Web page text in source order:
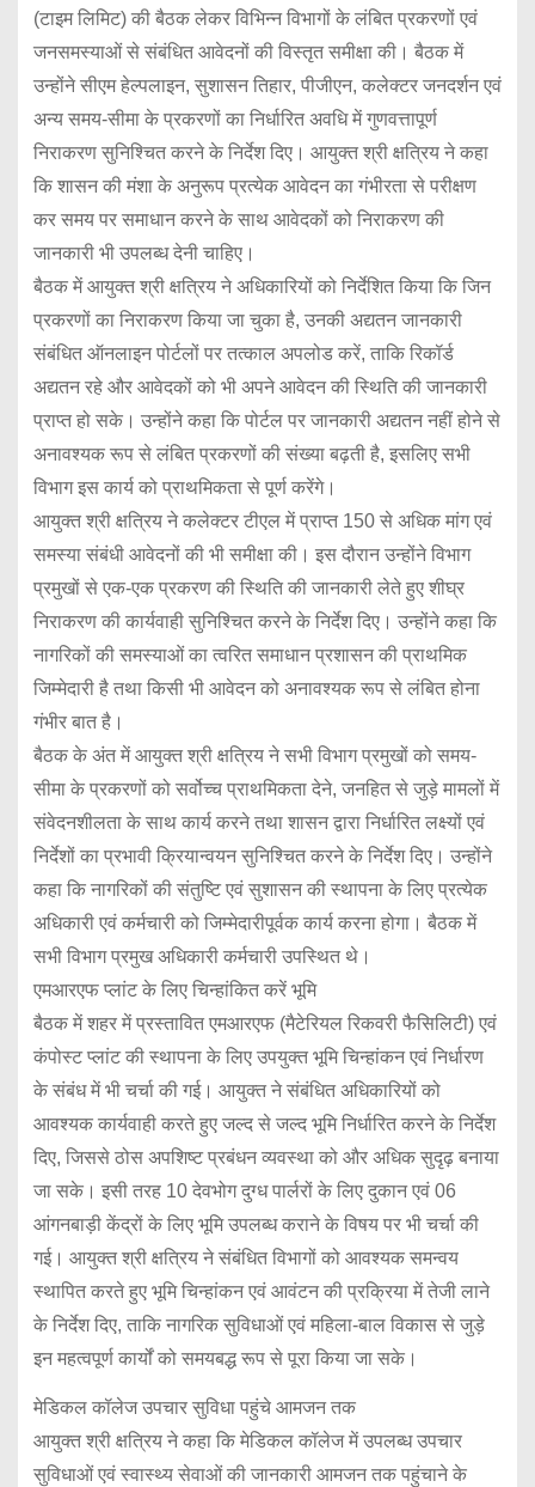
(टाइम लिमिट) की बैठक लेकर विभिन्न विभागों के लंबित प्रकरणों एवं
जनसमस्याओं से संबंधित आवेदनों की विस्तृत समीक्षा की। बैठक में
उन्होंने सीएम हेल्पलाइन, सुशासन तिहार, पीजीएन, कलेक्टर जनदर्शन एवं
अन्य समय-सीमा के प्रकरणों का निर्धारित अवधि में गुणवत्तापूर्ण
निराकरण सुनिश्चित करने के निर्देश दिए। आयुक्त श्री क्षत्रिय ने कहा
कि शासन की मंशा के अनुरूप प्रत्येक आवेदन का गंभीरता से परीक्षण
कर समय पर समाधान करने के साथ आवेदकों को निराकरण की
जानकारी भी उपलब्ध देनी चाहिए।
बैठक में आयुक्त श्री क्षत्रिय ने अधिकारियों को निर्देशित किया कि जिन
प्रकरणों का निराकरण किया जा चुका है, उनकी अद्यतन जानकारी
संबंधित ऑनलाइन पोर्टलों पर तत्काल अपलोड करें, ताकि रिकॉर्ड
अद्यतन रहे और आवेदकों को भी अपने आवेदन की स्थिति की जानकारी
प्राप्त हो सके। उन्होंने कहा कि पोर्टल पर जानकारी अद्यतन नहीं होने से
अनावश्यक रूप से लंबित प्रकरणों की संख्या बढ़ती है, इसलिए सभी
विभाग इस कार्य को प्राथमिकता से पूर्ण करेंगे।
आयुक्त श्री क्षत्रिय ने कलेक्टर टीएल में प्राप्त 150 से अधिक मांग एवं
समस्या संबंधी आवेदनों की भी समीक्षा की। इस दौरान उन्होंने विभाग
प्रमुखों से एक-एक प्रकरण की स्थिति की जानकारी लेते हुए शीघ्र
निराकरण की कार्यवाही सुनिश्चित करने के निर्देश दिए। उन्होंने कहा कि
नागरिकों की समस्याओं का त्वरित समाधान प्रशासन की प्राथमिक
जिम्मेदारी है तथा किसी भी आवेदन को अनावश्यक रूप से लंबित होना
गंभीर बात है।
बैठक के अंत में आयुक्त श्री क्षत्रिय ने सभी विभाग प्रमुखों को समय-
सीमा के प्रकरणों को सर्वोच्च प्राथमिकता देने, जनहित से जुड़े मामलों में
संवेदनशीलता के साथ कार्य करने तथा शासन द्वारा निर्धारित लक्ष्यों एवं
निर्देशों का प्रभावी क्रियान्वयन सुनिश्चित करने के निर्देश दिए। उन्होंने
कहा कि नागरिकों की संतुष्टि एवं सुशासन की स्थापना के लिए प्रत्येक
अधिकारी एवं कर्मचारी को जिम्मेदारीपूर्वक कार्य करना होगा। बैठक में
सभी विभाग प्रमुख अधिकारी कर्मचारी उपस्थित थे।
एमआरएफ प्लांट के लिए चिन्हांकित करें भूमि
बैठक में शहर में प्रस्तावित एमआरएफ (मैटेरियल रिकवरी फैसिलिटी) एवं
कंपोस्ट प्लांट की स्थापना के लिए उपयुक्त भूमि चिन्हांकन एवं निर्धारण
के संबंध में भी चर्चा की गई। आयुक्त ने संबंधित अधिकारियों को
आवश्यक कार्यवाही करते हुए जल्द से जल्द भूमि निर्धारित करने के निर्देश
दिए, जिससे ठोस अपशिष्ट प्रबंधन व्यवस्था को और अधिक सुदृढ़ बनाया
जा सके। इसी तरह 10 देवभोग दुग्ध पार्लरों के लिए दुकान एवं 06
आंगनबाड़ी केंद्रों के लिए भूमि उपलब्ध कराने के विषय पर भी चर्चा की
गई। आयुक्त श्री क्षत्रिय ने संबंधित विभागों को आवश्यक समन्वय
स्थापित करते हुए भूमि चिन्हांकन एवं आवंटन की प्रक्रिया में तेजी लाने
के निर्देश दिए, ताकि नागरिक सुविधाओं एवं महिला-बाल विकास से जुड़े
इन महत्वपूर्ण कार्यों को समयबद्ध रूप से पूरा किया जा सके।
मेडिकल कॉलेज उपचार सुविधा पहुंचे आमजन तक
आयुक्त श्री क्षत्रिय ने कहा कि मेडिकल कॉलेज में उपलब्ध उपचार
सुविधाओं एवं स्वास्थ्य सेवाओं की जानकारी आमजन तक पहुंचाने के